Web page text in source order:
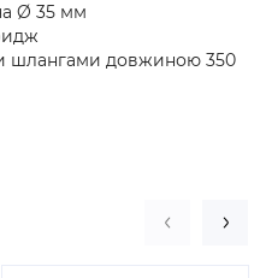
Ø 35 мм
шлангами довжиною 350